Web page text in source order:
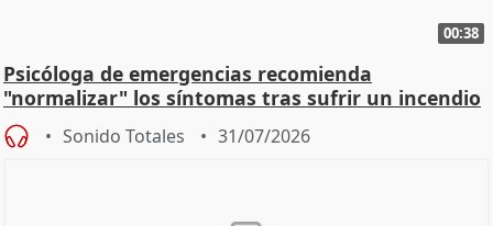
00:38
Psicóloga de emergencias recomienda
"normalizar" los síntomas tras sufrir un incendio
Sonido Totales 31/07/2026